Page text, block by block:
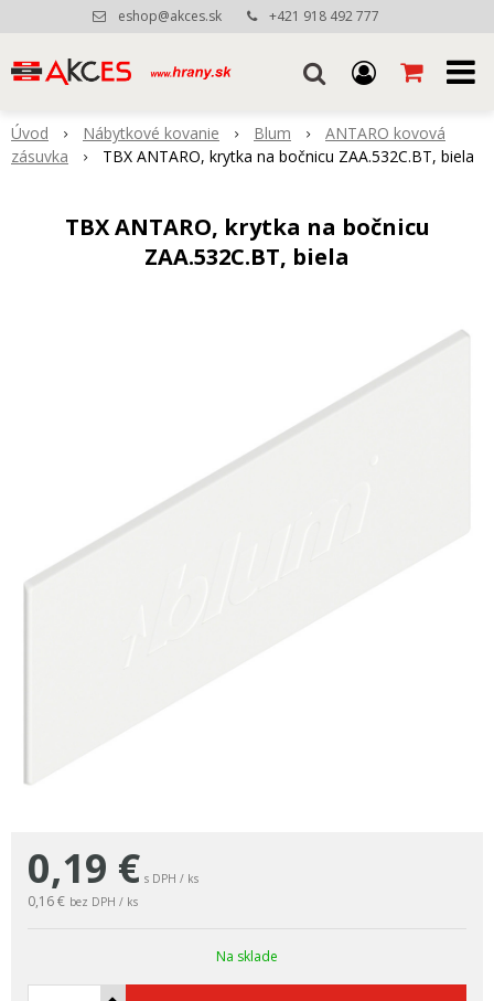
eshop@akces.sk +421 918 492 777
Úvod Nábytkové kovanie Blum
ANTARO kovová
zásuvka
TBX ANTARO, krytka na bočnicu ZAA.532C.BT, biela
TBX ANTARO, krytka na bočnicu
ZAA.532C.BT, biela
0,19 € s DPH / ks
0,16 € bez DPH / ks
Na sklade